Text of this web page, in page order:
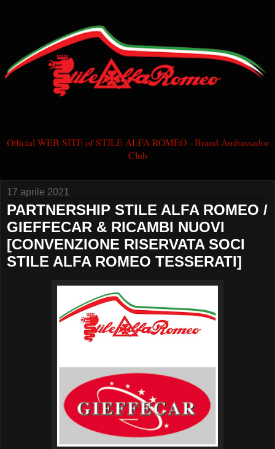
Official WEB SITE of STILE ALFA ROMEO - Brand Ambassador
Club
17 aprile 2021
PARTNERSHIP STILE ALFA ROMEO /
GIEFFECAR & RICAMBI NUOVI
[CONVENZIONE RISERVATA SOCI
STILE ALFA ROMEO TESSERATI]